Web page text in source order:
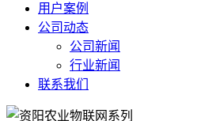
用户案例
公司动态
公司新闻
行业新闻
联系我们